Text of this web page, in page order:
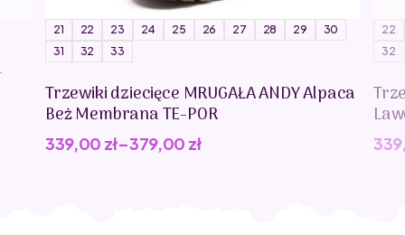
21 22 23 24 25 26 27 28 29
30
31
32 33
Trzewiki dziecięce MRUGAŁA ANDY Alpaca
Beż Membrana TE-POR
339,00 zł–379,00 zł
22
32